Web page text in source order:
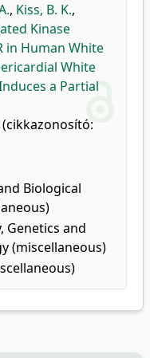
, Kiss, B. K.,
Kinase
in Human White
White
a Partial
(cikkazonosító:
Biological
Genetics and
(miscellaneous)